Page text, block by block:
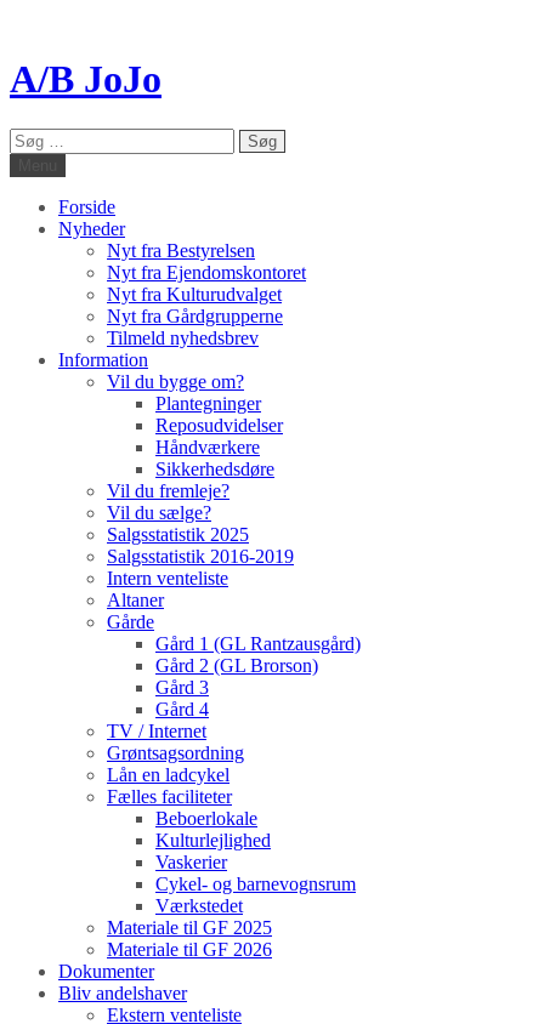
A/B JoJo
Søg
efter:
Forside
Nyheder
Nyt fra Bestyrelsen
Nyt fra Ejendomskontoret
Nyt fra Kulturudvalget
Nyt fra Gårdgrupperne
Tilmeld nyhedsbrev
Information
Vil du bygge om?
Plantegninger
Reposudvidelser
Håndværkere
Sikkerhedsdøre
Vil du fremleje?
Vil du sælge?
Salgsstatistik 2025
Salgsstatistik 2016-2019
Intern venteliste
Altaner
Gårde
Gård 1 (GL Rantzausgård)
Gård 2 (GL Brorson)
Gård 3
Gård 4
TV / Internet
Grøntsagsordning
Lån en ladcykel
Fælles faciliteter
Beboerlokale
Kulturlejlighed
Vaskerier
Cykel- og barnevognsrum
Værkstedet
Materiale til GF 2025
Materiale til GF 2026
Dokumenter
Bliv andelshaver
Ekstern venteliste